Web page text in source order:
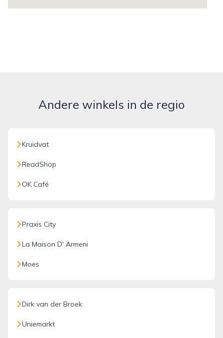
Andere winkels in de regio
Kruidvat
ReadShop
OK Café
Praxis City
La Maison D' Armeni
Moes
Dirk van der Broek
Uniemarkt